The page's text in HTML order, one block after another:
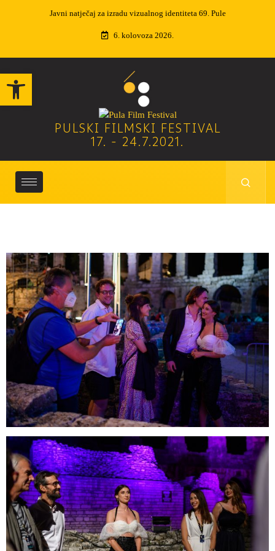
Open toolbar
Izvučeni dobitnici nagradne igre
6. kolovoza 2026.
PULSKI FILMSKI FESTIVAL
17. - 24.7.2021.